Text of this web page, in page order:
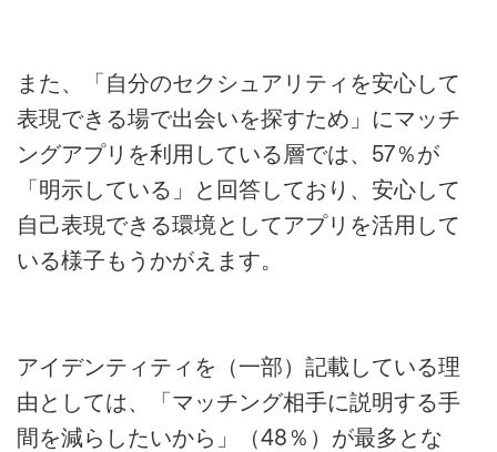
また、「自分のセクシュアリティを安心して
表現できる場で出会いを探すため」にマッチ
ングアプリを利用している層では、57％が
「明示している」と回答しており、安心して
自己表現できる環境としてアプリを活用して
いる様子もうかがえます。
アイデンティティを（一部）記載している理
由としては、「マッチング相手に説明する手
間を減らしたいから」（48％）が最多とな